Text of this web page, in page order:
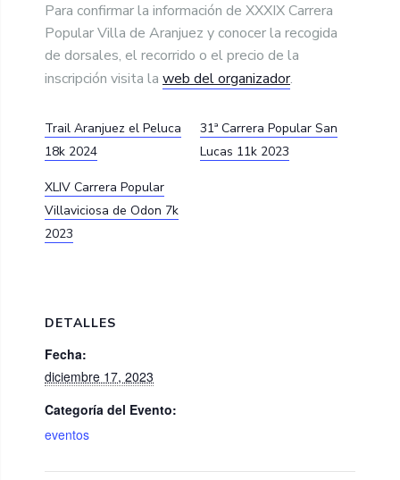
Para confirmar la información de XXXIX Carrera
Popular Villa de Aranjuez y conocer la recogida
de dorsales, el recorrido o el precio de la
inscripción visita la web del organizador.
Trail Aranjuez el Peluca
18k 2024
31ª Carrera Popular San
Lucas 11k 2023
XLIV Carrera Popular
Villaviciosa de Odon 7k
2023
DETALLES
Fecha:
diciembre 17, 2023
Categoría del Evento:
eventos